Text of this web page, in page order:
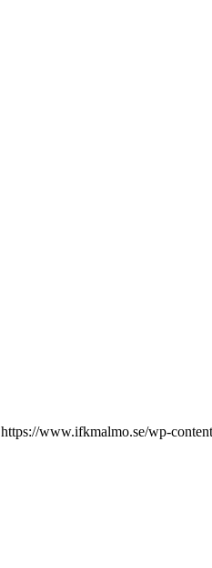
https://www.ifkmalmo.se/wp-